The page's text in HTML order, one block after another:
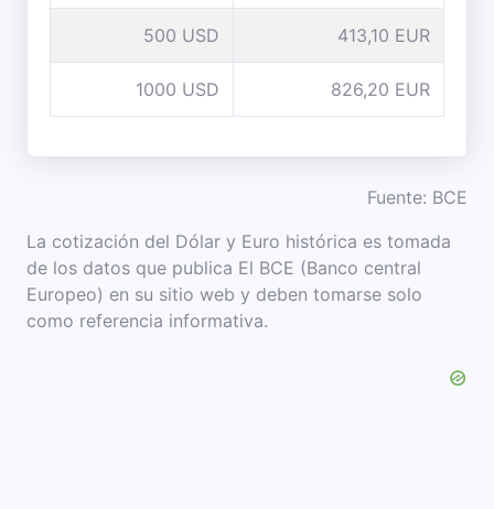
500 USD 413,10 EUR
1000 USD 826,20 EUR
Fuente: BCE
La cotización del Dólar y Euro histórica es tomada
de los datos que publica El BCE (Banco central
Europeo) en su sitio web y deben tomarse solo
como referencia informativa.